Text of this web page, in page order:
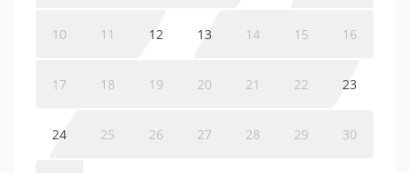
10 11 12 13 14 15 16
17 18 19 20 21 22 23
24 25 26 27 28 29 30